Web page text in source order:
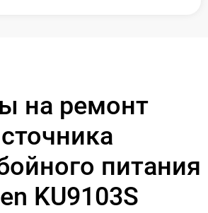
на ремонт
питания
KU9103S